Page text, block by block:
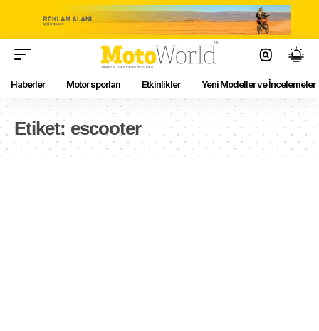
Haberler Motor sporları Etkinlikler Yeni Modeller ve İncelemeler
Etiket: escooter